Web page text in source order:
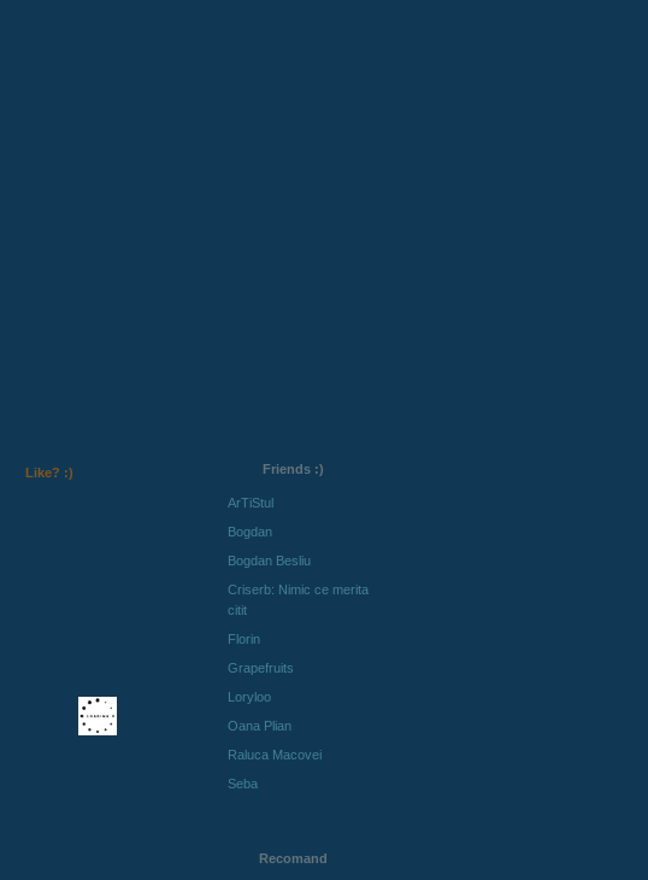
Like? :) Friends :)
ArTiStul
Bogdan
Bogdan Besliu
Criserb: Nimic ce merita
citit
Florin
Grapefruits
Loryloo
Oana Plian
Raluca Macovei
Seba
Recomand